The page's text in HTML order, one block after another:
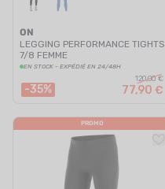
ON
LEGGING PERFORMANCE TIGHTS
7/8 FEMME
EN STOCK - EXPÉDIÉ EN 24/48H
-35%
120,00 €
77,90 €
PROMO